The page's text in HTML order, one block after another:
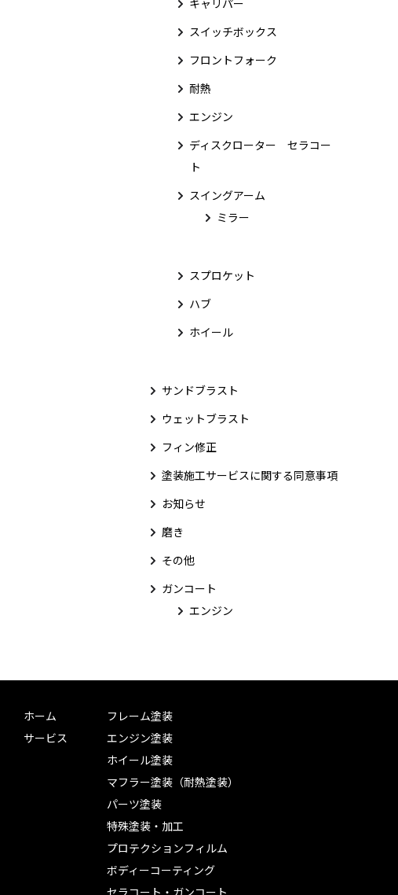
キャリパー
スイッチボックス
フロントフォーク
耐熱
エンジン
ディスクローター セラコー
ト
スイングアーム
ミラー
スプロケット
ハブ
ホイール
サンドブラスト
ウェットブラスト
フィン修正
塗装施工サービスに関する同意事項
お知らせ
磨き
その他
ガンコート
エンジン
ホーム
サービス
フレーム塗装
エンジン塗装
ホイール塗装
マフラー塗装（耐熱塗装）
パーツ塗装
特殊塗装・加工
プロテクションフィルム
ボディーコーティング
セラコート・ガンコート